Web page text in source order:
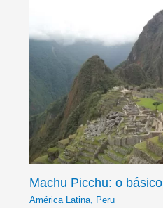
Machu Picchu: o
América Latina, Peru